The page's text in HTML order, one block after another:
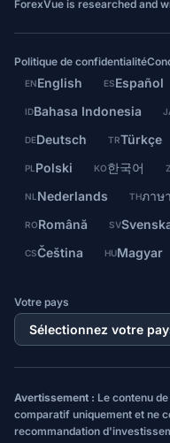
ForexVue is researched and
Politique de confidentialité
ENEnglish ESEspañol
IDBahasa Indonesia
DEDeutsch TRTürkçe
PL Polski KO한국어
NL Nederlands THภาษ
RORomână SV
CSČeština HUMagyar
Votre pays
Avertissement : Le contenu
comparatif uniquement et ne
recommandation